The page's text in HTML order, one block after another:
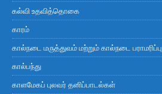
கல்வி உதவித்தொகை
காரம்
கால்நடை மருத்துவம் மற்றும் கால்நடை பராமரிப்பு
கால்பந்து
காளமேகப் புலவர் தனிப்பாடல்கள்